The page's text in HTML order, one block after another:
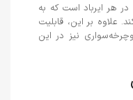
هر ایرباد است که به
علاوه بر این، قابلیت
نیز در این